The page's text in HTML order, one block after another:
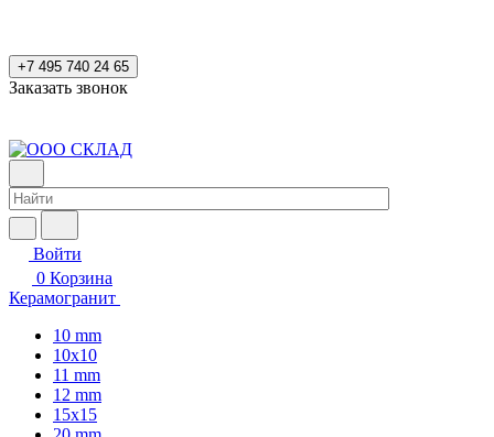
+7 495 740 24 65
Заказать звонок
Войти
0 Корзина
Керамогранит
10 mm
10x10
11 mm
12 mm
15x15